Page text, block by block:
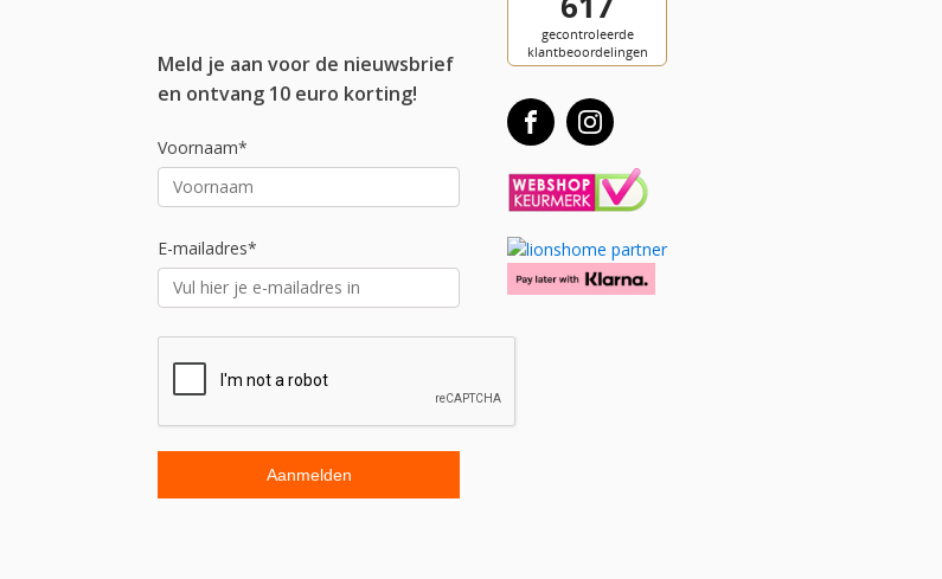
Meld je aan voor de nieuwsbrief
en ontvang 10 euro korting!
Voornaam*
E-mailadres*